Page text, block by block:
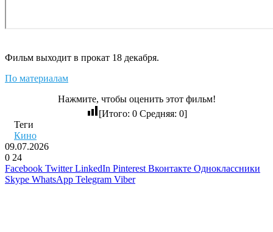
Фильм выходит в прокат 18 декабря.
По материалам
Нажмите, чтобы оценить этот фильм!
[Итого: 0Средняя: 0]
Теги
Кино
09.07.2026
0 24
Facebook Twitter LinkedIn Pinterest Вконтакте Одноклассники
Skype WhatsApp Telegram Viber